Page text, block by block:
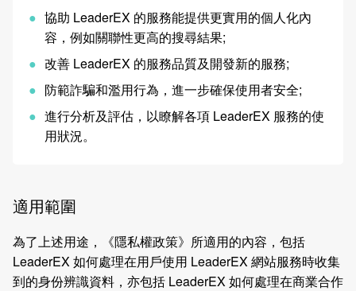
協助 LeaderEX 的服務能提供更實用的個人化內
容，例如關聯性更高的搜尋結果;
改善 LeaderEX 的服務品質及開發新的服務;
防範詐騙和濫用行為，進一步確保使用者安全;
進行分析及評估，以瞭解各項 LeaderEX 服務的使
用狀況。
適用範圍
為了上述用途，《隱私權政策》所適用的內容，包括
LeaderEX 如何處理在用戶使用 LeaderEX 網站服務時收集
到的身份辨識資料，亦包括 LeaderEX 如何處理在商業合作